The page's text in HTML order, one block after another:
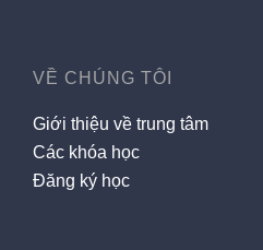
VỀ CHÚNG TÔI
Giới thiệu về trung tâm
Các khóa học
Đăng ký học